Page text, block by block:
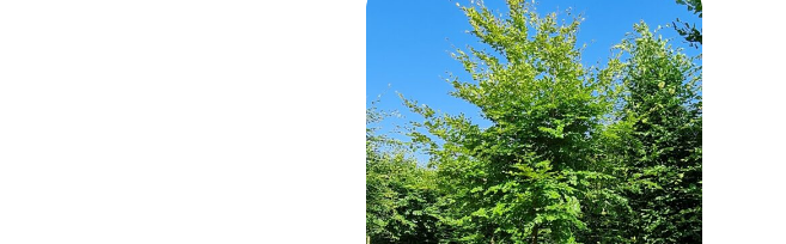
optie
kan
gekozen
worden
op
de
productpagina